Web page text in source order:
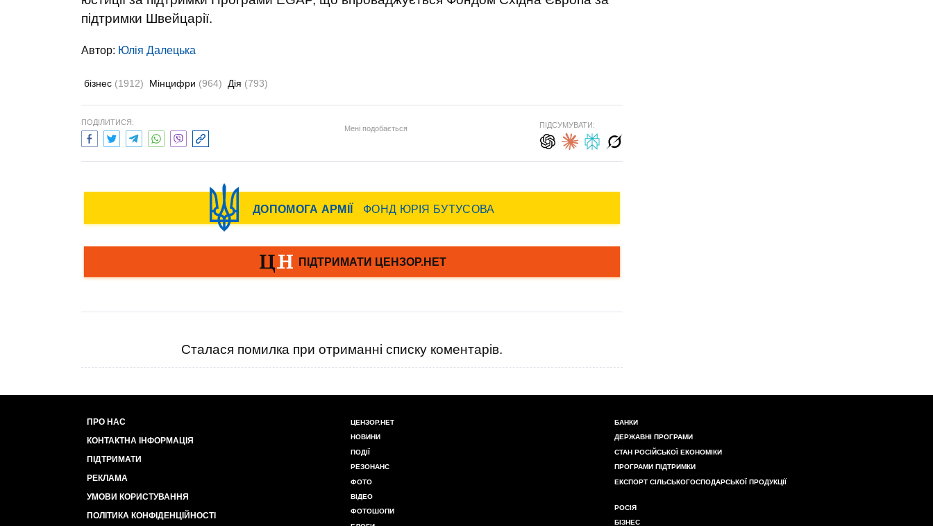
підтримки Швейцарії.
Автор: Юлiя Далецька
бізнес (1912) Мінцифри (964) Дія (793)
ПОДІЛИТИСЯ:
Мені подобається ПІДСУМУВАТИ:
Сталася помилка при отриманні списку коментарів.
ПРО НАС
КОНТАКТНА ІНФОРМАЦІЯ
ПІДТРИМАТИ
РЕКЛАМА
УМОВИ КОРИСТУВАННЯ
ПОЛІТИКА КОНФІДЕНЦІЙНОСТІ
ЦЕНЗОР.НЕТ
НОВИНИ
ПОДІЇ
РЕЗОНАНС
ФОТО
ВІДЕО
ФОТОШОПИ
БАНКИ
ДЕРЖАВНІ ПРОГРАМИ
СТАН РОСІЙСЬКОЇ ЕКОНОМІКИ
ПРОГРАМИ ПІДТРИМКИ
ЕКСПОРТ СІЛЬСЬКОГОСПОДАРСЬКОЇ ПРОДУКЦІЇ
РОСІЯ
БІЗНЕС